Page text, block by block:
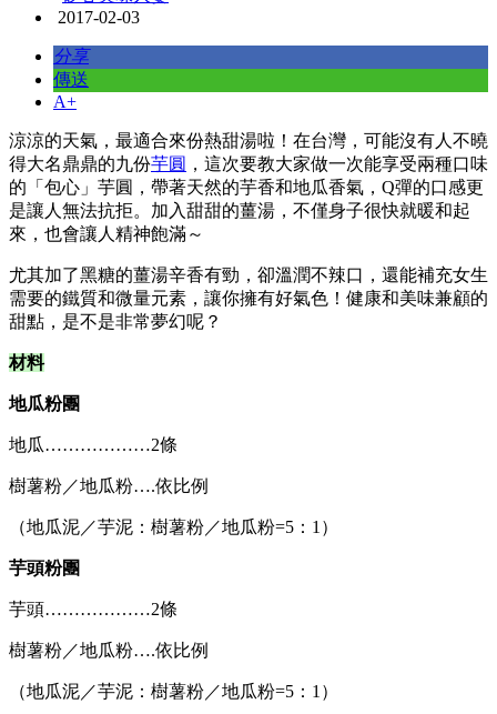
2017-02-03
分享
傳送
A+
​涼涼的天氣，最適合來份熱甜湯啦！在台灣，可能沒有人不曉
得大名鼎鼎的九份芋圓 ，這次要教大家做一次能享受兩種口味
的「包心」芋圓，帶著天然的芋香和地瓜香氣，Q彈的口感更
是讓人無法抗拒。加入甜甜的薑湯，不僅身子很快就暖和起
來，也會讓人精神飽滿～
尤其加了黑糖的薑湯辛香有勁，卻溫潤不辣口，還能補充女生
需要的鐵質和微量元素，讓你擁有好氣色！健康和美味兼顧的
甜點，是不是非常夢幻呢？
材料
地瓜粉團
地瓜………………2條
樹薯粉／地瓜粉….依比例
（地瓜泥／芋泥：樹薯粉／地瓜粉=5：1）
芋頭粉團
芋頭………………2條
樹薯粉／地瓜粉….依比例
（地瓜泥／芋泥：樹薯粉／地瓜粉=5：1）